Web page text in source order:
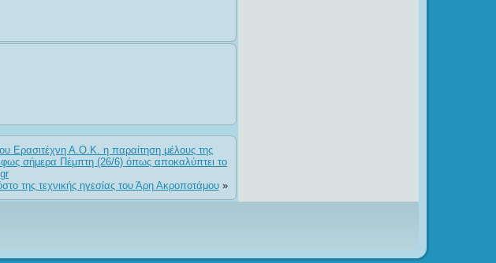
Ερασιτέχνη Α.Ο.Κ. η παραίτηση μέλους της
σήμερα Πέμπτη (26/6) όπως αποκαλύπτει το
της τεχνικής ηγεσίας του Άρη Ακροποτάμου»